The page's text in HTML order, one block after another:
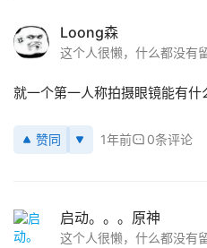
首
页
Loong森
这个人很懒，什么都没有
就一个第一人称拍摄眼镜能有什
赞同 1年前 0条评论
启动。。。原神
这个人很懒，什么都没有